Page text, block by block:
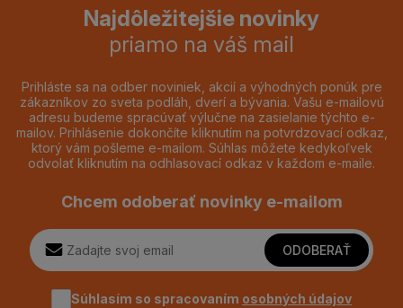
Najdôležitejšie novinky
priamo na váš mail
Prihláste sa na odber noviniek, akcií a výhodných ponúk pre
zákazníkov zo sveta podláh, dverí a bývania. Vašu e-mailovú
adresu budeme spracúvať výlučne na zasielanie týchto e-
mailov. Prihlásenie dokončíte kliknutím na potvrdzovací odkaz,
ktorý vám pošleme e-mailom. Súhlas môžete kedykoľvek
odvolať kliknutím na odhlasovací odkaz v každom e-maile.
Chcem odoberať novinky e-mailom
ODOBERAŤ
Súhlasím so spracovaním osobných údajov